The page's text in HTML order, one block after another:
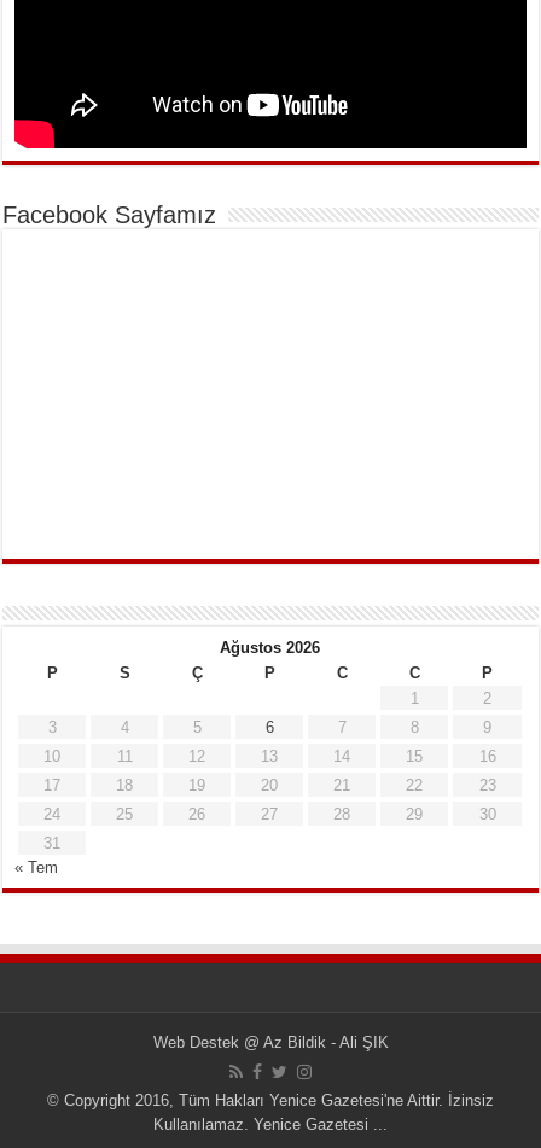
Facebook Sayfamız
Ağustos 2026
P
S Ç P C C
P
1
2
3
4 5 6 7 8
9
10
11 12 13 14 15
16
17
18 19 20 21 22
23
24
25 26 27 28 29
30
31
« Tem
Web Destek @ Az Bildik - Ali ŞIK
© Copyright 2016, Tüm Hakları Yenice Gazetesi'ne Aittir. İzinsiz
Kullanılamaz. Yenice Gazetesi